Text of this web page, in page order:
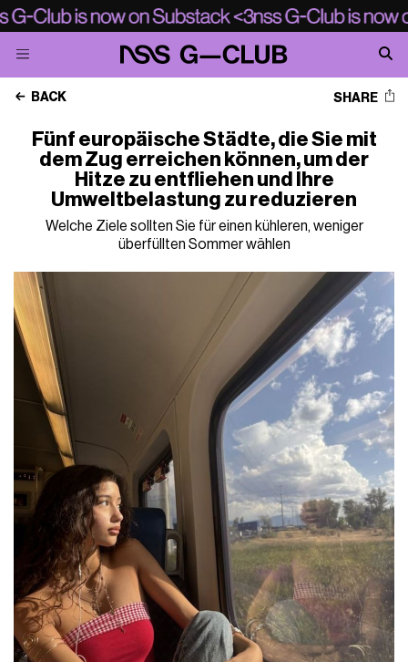
BACK SHARE
Fünf europäische Städte, die Sie mit
dem Zug erreichen können, um der
Hitze zu entfliehen und Ihre
Umweltbelastung zu reduzieren
Welche Ziele sollten Sie für einen kühleren, weniger
überfüllten Sommer wählen